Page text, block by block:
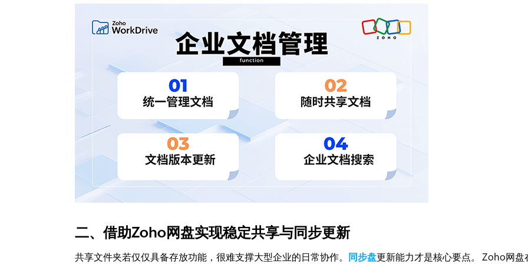
二、借助Zoho网盘实现稳定共享与同步更新
共享文件夹若仅仅具备存放功能，很难支撑大型企业的日常协作。 同步盘更新能力才是核心要点。 Zoho网盘